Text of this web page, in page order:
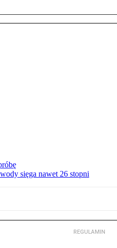
sięga nawet 26 stopni
REGULAMIN